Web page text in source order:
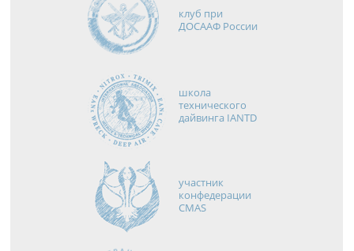
клуб при
ДОСААФ России
школа
технического
дайвинга IANTD
участник
конфедерации
CMAS